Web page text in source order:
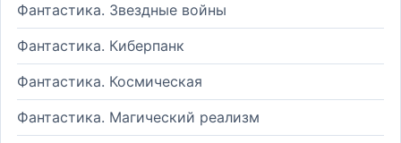
Фантастика. Звездные войны
Фантастика. Киберпанк
Фантастика. Космическая
Фантастика. Магический реализм